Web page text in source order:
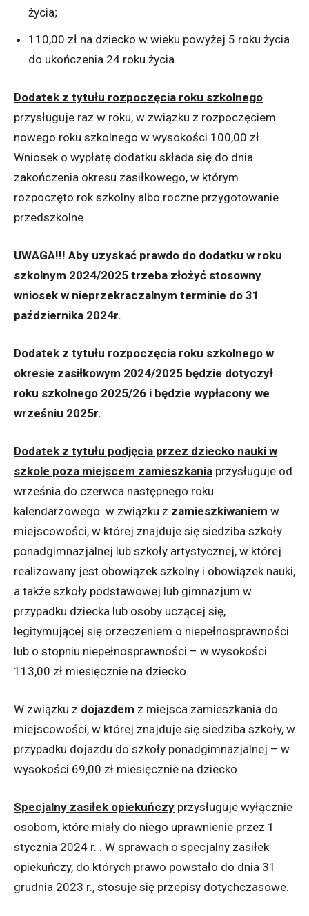
życia;
110,00 zł na dziecko w wieku powyżej 5 roku życia
do ukończenia 24 roku życia.
Dodatek z tytułu rozpoczęcia roku szkolnego
przysługuje raz w roku, w związku z rozpoczęciem
nowego roku szkolnego w wysokości 100,00 zł.
Wniosek o wypłatę dodatku składa się do dnia
zakończenia okresu zasiłkowego, w którym
rozpoczęto rok szkolny albo roczne przygotowanie
przedszkolne.
UWAGA!!! Aby uzyskać prawdo do dodatku w roku
szkolnym 2024/2025 trzeba złożyć stosowny
wniosek w nieprzekraczalnym terminie do 31
października 2024r.
Dodatek z tytułu rozpoczęcia roku szkolnego w
okresie zasiłkowym 2024/2025 będzie dotyczył
roku szkolnego 2025/26 i będzie wypłacony we
wrześniu 2025r.
Dodatek z tytułu podjęcia przez dziecko nauki w
szkole poza miejscem zamieszkania przysługuje od
września do czerwca następnego roku
kalendarzowego. w związku z zamieszkiwaniem w
miejscowości, w której znajduje się siedziba szkoły
ponadgimnazjalnej lub szkoły artystycznej, w której
realizowany jest obowiązek szkolny i obowiązek nauki,
a także szkoły podstawowej lub gimnazjum w
przypadku dziecka lub osoby uczącej się,
legitymującej się orzeczeniem o niepełnosprawności
lub o stopniu niepełnosprawności – w wysokości
113,00 zł miesięcznie na dziecko.
W związku z dojazdem z miejsca zamieszkania do
miejscowości, w której znajduje się siedziba szkoły, w
przypadku dojazdu do szkoły ponadgimnazjalnej – w
wysokości 69,00 zł miesięcznie na dziecko.
Specjalny zasiłek opiekuńczy przysługuje wyłącznie
osobom, które miały do niego uprawnienie przez 1
stycznia 2024 r. . W sprawach o specjalny zasiłek
opiekuńczy, do których prawo powstało do dnia 31
grudnia 2023 r., stosuje się przepisy dotychczasowe.